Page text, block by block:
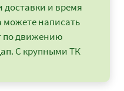
доставки и время
можете написать
по движению
С крупными ТК